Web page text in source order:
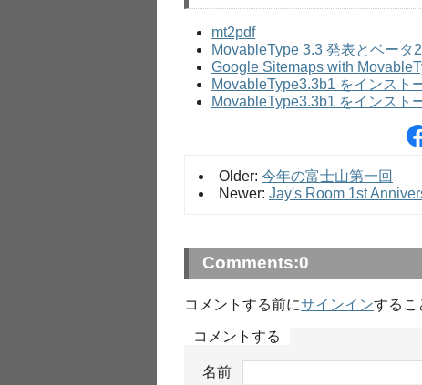
mt2pdf
MovableType 3.3 発表とベータ
Google Sitemaps with
MovableType3.3b1 をインスト
MovableType3.3b1 をインスト
Older: 今年の富士山第一回
Newer: Jay's Room 1st
Comments:0
コメントする前にサインインするこ
コメントする
名前